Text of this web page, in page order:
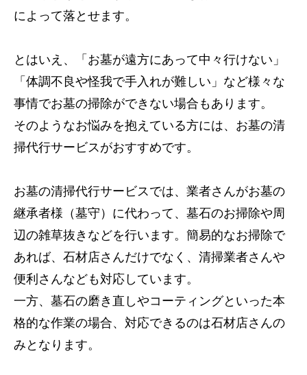
によって落とせます。
とはいえ、「お墓が遠方にあって中々行けない」
「体調不良や怪我で手入れが難しい」など様々な
事情でお墓の掃除ができない場合もあります。
そのようなお悩みを抱えている方には、お墓の清
掃代行サービスがおすすめです。
お墓の清掃代行サービスでは、業者さんがお墓の
継承者様（墓守）に代わって、墓石のお掃除や周
辺の雑草抜きなどを行います。簡易的なお掃除で
あれば、石材店さんだけでなく、清掃業者さんや
便利さんなども対応しています。
一方、墓石の磨き直しやコーティングといった本
格的な作業の場合、対応できるのは石材店さんの
みとなります。